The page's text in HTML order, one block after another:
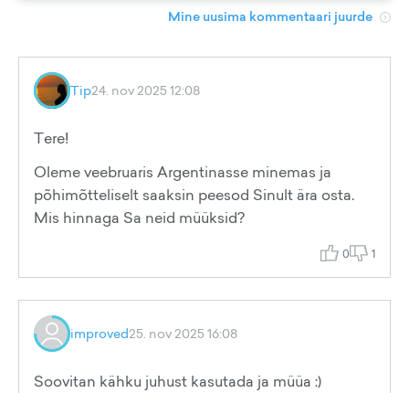
Mine uusima kommentaari juurde
Tip24. nov 2025 12:08
Tere!
Oleme veebruaris Argentinasse minemas ja
põhimõtteliselt saaksin peesod Sinult ära osta.
Mis hinnaga Sa neid müüksid?
0 1
improved25. nov 2025 16:08
Soovitan kähku juhust kasutada ja müüa :)